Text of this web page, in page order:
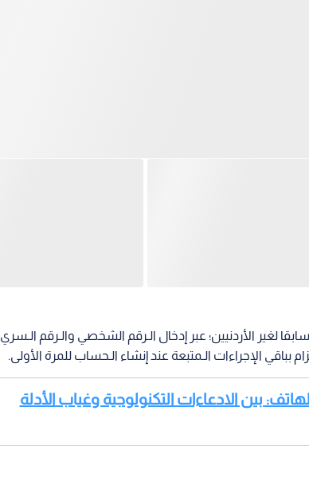
لغير الأردنيين؛ عبر إدخال الـرقم الشخصي والـرقم الـسري
بباقي الإجراءات الـمتبعة عند إنشاء الـحساب للمرة الأولى.
بين الادعاءات التكنولوجية وغياب الأدلة